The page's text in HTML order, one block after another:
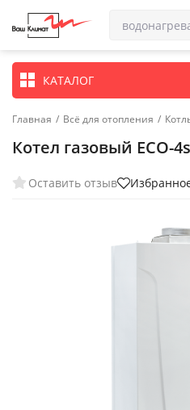
КАТАЛОГ
Главная / Всё для отопления /
Котел газовый ECO-
Оставить отзыв